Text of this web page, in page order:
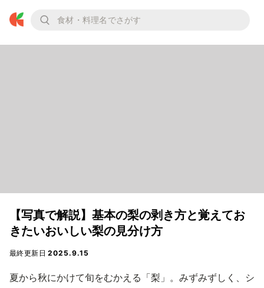
【写真で解説】基本の梨の剥き方と覚えてお
きたいおいしい梨の見分け方
最終更新日2025.9.15
夏から秋にかけて旬をむかえる「梨」。みずみずしく、シ